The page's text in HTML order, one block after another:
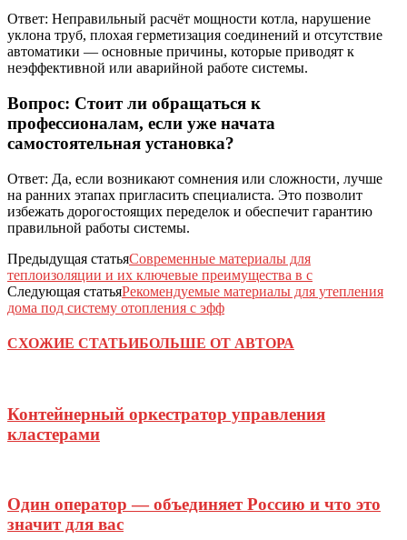
Ответ: Неправильный расчёт мощности котла, нарушение
уклона труб, плохая герметизация соединений и отсутствие
автоматики — основные причины, которые приводят к
неэффективной или аварийной работе системы.
Вопрос: Стоит ли обращаться к
профессионалам, если уже начата
самостоятельная установка?
Ответ: Да, если возникают сомнения или сложности, лучше
на ранних этапах пригласить специалиста. Это позволит
избежать дорогостоящих переделок и обеспечит гарантию
правильной работы системы.
Предыдущая статьяСовременные материалы для
теплоизоляции и их ключевые преимущества в с
Следующая статьяРекомендуемые материалы для утепления
дома под систему отопления с эфф
СХОЖИЕ СТАТЬИБОЛЬШЕ ОТ АВТОРА
Контейнерный оркестратор управления
кластерами
Один оператор — объединяет Россию и что это
значит для вас